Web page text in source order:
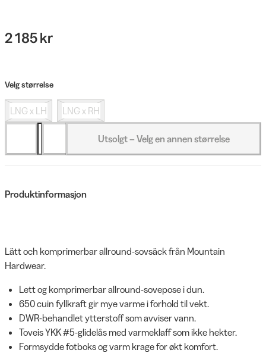
2 185 kr
Velg størrelse
LNG x LH LNG x RH
Utsolgt – Velg en annen størrelse
Produktinformasjon
Lätt och komprimerbar allround-sovsäck från Mountain
Hardwear.
Lett og komprimerbar allround-sovepose i dun.
650 cuin fyllkraft gir mye varme i forhold til vekt.
DWR-behandlet ytterstoff som avviser vann.
Toveis YKK #5-glidelås med varmeklaff som ikke hekter.
Formsydde fotboks og varm krage for økt komfort.